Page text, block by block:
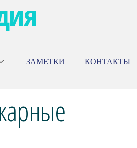
ЗАМЕТКИ
КОНТАКТЫ